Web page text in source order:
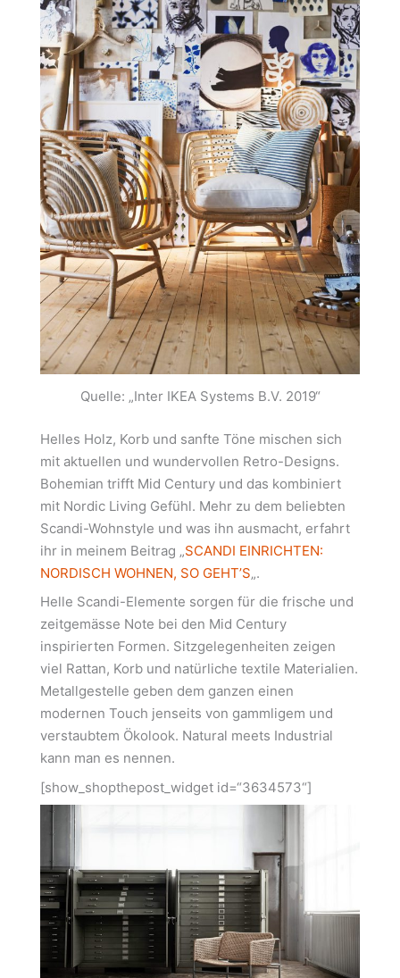
Quelle: „Inter IKEA Systems B.V. 2019“
Helles Holz, Korb und sanfte Töne mischen sich
mit aktuellen und wundervollen Retro-Designs.
Bohemian trifft Mid Century und das kombiniert
mit Nordic Living Gefühl. Mehr zu dem beliebten
Scandi-Wohnstyle und was ihn ausmacht, erfahrt
ihr in meinem Beitrag „SCANDI EINRICHTEN:
NORDISCH WOHNEN, SO GEHT’S„.
Helle Scandi-Elemente sorgen für die frische und
zeitgemässe Note bei den Mid Century
inspirierten Formen. Sitzgelegenheiten zeigen
viel Rattan, Korb und natürliche textile Materialien.
Metallgestelle geben dem ganzen einen
modernen Touch jenseits von gammligem und
verstaubtem Ökolook. Natural meets Industrial
kann man es nennen.
[show_shopthepost_widget id=“3634573“]